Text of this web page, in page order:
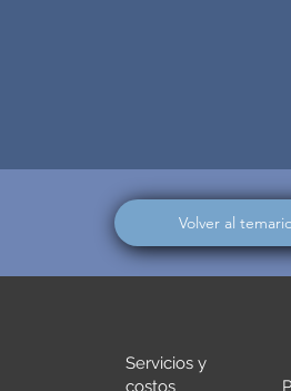
Volver al
Servicios y
costos